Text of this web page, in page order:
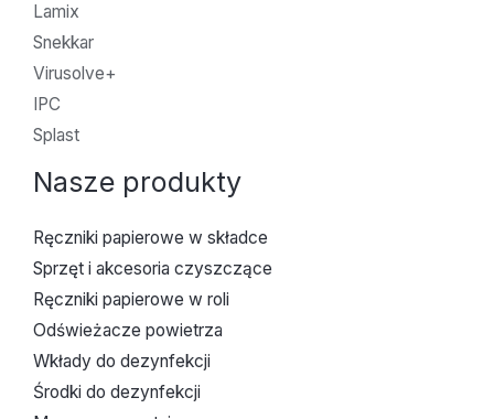
Lamix
Snekkar
Virusolve+
IPC
Splast
Nasze produkty
Ręczniki papierowe w składce
Sprzęt i akcesoria czyszczące
Ręczniki papierowe w roli
Odświeżacze powietrza
Wkłady do dezynfekcji
Środki do dezynfekcji